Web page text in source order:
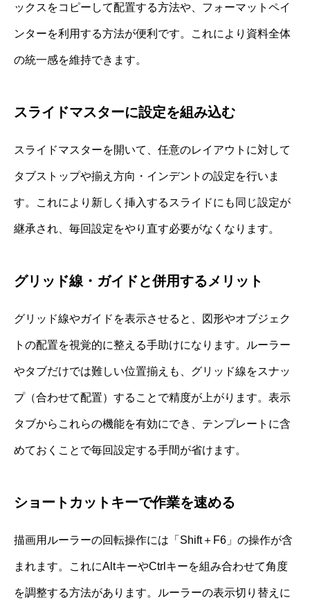
ックスをコピーして配置する方法や、フォーマットペイ
ンターを利用する方法が便利です。これにより資料全体
の統一感を維持できます。
スライドマスターに設定を組み込む
スライドマスターを開いて、任意のレイアウトに対して
タブストップや揃え方向・インデントの設定を行いま
す。これにより新しく挿入するスライドにも同じ設定が
継承され、毎回設定をやり直す必要がなくなります。
グリッド線・ガイドと併用するメリット
グリッド線やガイドを表示させると、図形やオブジェク
トの配置を視覚的に整える手助けになります。ルーラー
やタブだけでは難しい位置揃えも、グリッド線をスナッ
プ（合わせて配置）することで精度が上がります。表示
タブからこれらの機能を有効にでき、テンプレートに含
めておくことで毎回設定する手間が省けます。
ショートカットキーで作業を速める
描画用ルーラーの回転操作には「Shift＋F6」の操作が含
まれます。これにAltキーやCtrlキーを組み合わせて角度
を調整する方法があります。ルーラーの表示切り替えに